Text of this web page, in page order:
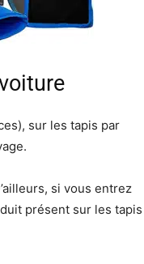
sur les tapis par
si vous entrez
présent sur les tapis